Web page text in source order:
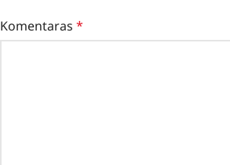
Komentaras *